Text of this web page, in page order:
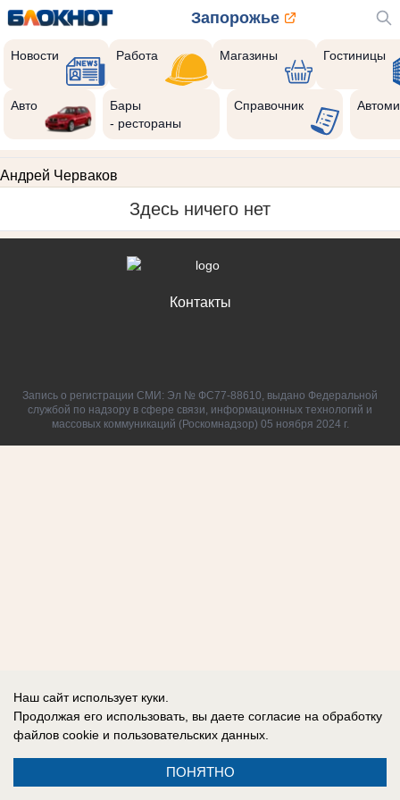
Запорожье
Новости Работа Магазины Гостиницы
Авто
Бары
- рестораны
Справочник
Андрей Черваков
Здесь ничего нет
Контакты
Запись о регистрации СМИ: Эл № ФС77-88610, выдано Федеральной
службой по надзору в сфере связи, информационных технологий и
массовых коммуникаций (Роскомнадзор) 05 ноября 2024 г.
Наш сайт использует куки.
Продолжая его использовать, вы даете согласие на обработку
файлов cookie и пользовательских данных.
ПОНЯТНО